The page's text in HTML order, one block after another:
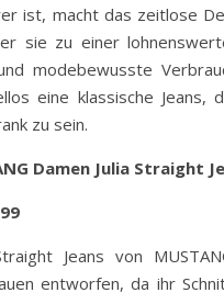
ist, macht das zeitlose
sie zu einer
modebewusste
eine klassische
zu sein.
Damen Julia Straight
Jeans von
entworfen, da ihr